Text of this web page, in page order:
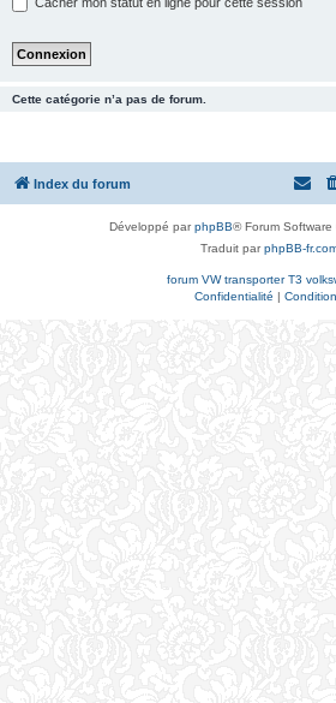
Cette catégorie n’a pas de forum.
Index du forum
Développé parphpBB® Forum
Traduit parphpBB-
forum VW transporter T3
Confidentialité |